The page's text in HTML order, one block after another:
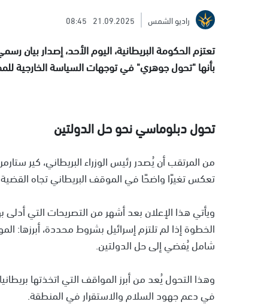
راديو الشمس
21.09.2025
08:45
تعتزم الحكومة البريطانية، اليوم الأحد، إصدار
بأنها "تحول جوهري" في توجهات السياسة الخارجية
تحول دبلوماسي نحو حل الدولتين
من المرتقب أن يُصدر رئيس الوزراء البريطاني، كير
تعكس تغيرًا واضحًا في الموقف البريطاني تجاه
ويأتي هذا الإعلان بعد أشهر من التصريحات التي
الخطوة إذا لم تلتزم إسرائيل بشروط محددة، أبرزها:
شامل يُفضي إلى حل الدولتين.
وهذا التحول يُعد من أبرز المواقف التي اتخذتها
في دعم جهود السلام والاستقرار في المنطقة.